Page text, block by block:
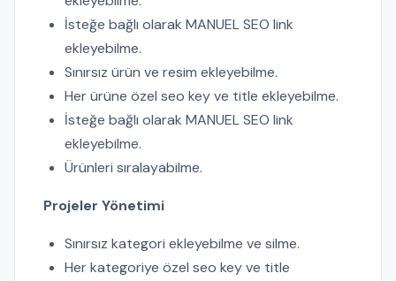
İsteğe bağlı olarak MANUEL SEO link
ekleyebilme.
Sınırsız ürün ve resim ekleyebilme.
Her ürüne özel seo key ve title ekleyebilme.
İsteğe bağlı olarak MANUEL SEO link
ekleyebilme.
Ürünleri sıralayabilme.
Projeler Yönetimi
Sınırsız kategori ekleyebilme ve silme.
Her kategoriye özel seo key ve title